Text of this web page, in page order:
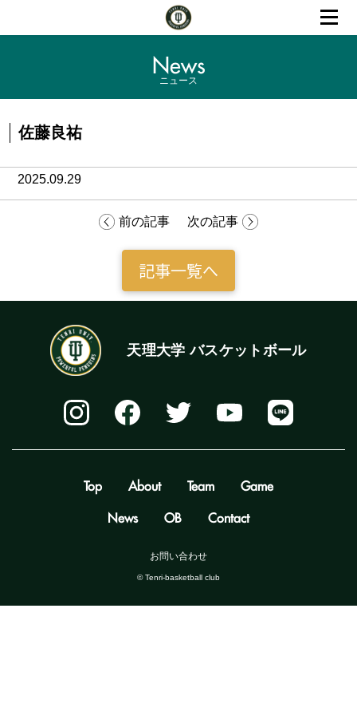
News
ニュース
佐藤良祐
2025.09.29
前の記事 次の記事
記事一覧へ
天理大学 バスケットボール
Top About Team Game
News OB Contact
お問い合わせ
©️ Tenri-basketball club